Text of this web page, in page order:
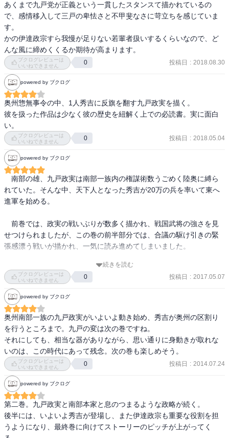
だからなのでしょうか、人物が薄っぺらいのです。
圧倒的に強くて、頭が回って、人の心をつかむ男、九戸政実。
周りが口をそろえてほめたたえるほど、政実が薄っぺらになる。
もちろんほめたたえる側も、敵役の北信愛（のぶちか）も。
それだけできる男なら、私を滅して南部家を支えるなり、見切りを
つけて独立するなりすればいいのだ。〈歴史上してないから無理だ
けど〉
腕は立つのかもしれないけれど、周りを見下して文句ばっかり言っ
ているように見える。
南部家に隠れて津軽の大浦為信や、伊達政宗に知恵を授けるなん
て、武将じゃなくてフィクサーに見える。
もちろん姑息なことしか考えない北信愛は好きじゃないけれど、政
実も魅力があるとは思えないなあ。
東北三部作の他の二作「火怨」「炎立つ」は面白かったんだけどな
あ。
あくまで九戸党が正義という一貫したスタンスて描かれているの
で、感情移入して三戸の卑怯さと不甲斐なさに苛立ちを感じていま
す。
かの伊達政宗すら我慢が足りない若輩者扱いするくらいなので、ど
んな風に締めくくるか期待が高まります。
ブクログレビューは
いいねできません
0 投稿日 : 2018.08.30
powered by ブクログ
奥州惣無事令の中、1人秀吉に反旗を翻す九戸政実を描く。
彼を扱った作品は少なく彼の歴史を紐解く上での必読書。実に面白
い。
ブクログレビューは
いいねできません
0 投稿日 : 2018.05.04
powered by ブクログ
南部の雄、九戸政実は南部一族内の権謀術数うごめく陸奥に縛ら
れていた。そんな中、天下人となった秀吉が20万の兵を率いて東へ
進軍を始める。
前巻では、政実の戦いぶりが数多く描かれ、戦国武将の強さを見
せつけられましたが、この巻の前半部分では、合議の駆け引きの緊
張感漂う戦いが描かれ、一気に読み進めてしまいました。
陸奥に縛られながらも南部の将来を見据えて闘い続ける政実の生
きざまに心を打たれてしまいました。
政実の敵や弟たちが戦いの中で武将として成長していく様子も読
みごたえがありました。
次巻の最終巻で政実が秀吉とどのような決着をつけることになる
のかしっかりと見届けたいと思います。
続きを読む
ブクログレビューは
いいねできません
0 投稿日 : 2017.05.07
powered by ブクログ
奥州南部一族の九戸政実がいよいよ動き始め、秀吉が奥州の区割り
を行うところまで。九戸の変は次の巻ですね。
それにしても、相当な器がありながら、思い通りに身動きが取れな
いのは、この時代にあって残念。次の巻も楽しめそう。
ブクログレビューは
いいねできません
0 投稿日 : 2014.07.24
powered by ブクログ
第二巻。九戸政実と南部本家と息のつまるような政略が続く。
後半には、いよいよ秀吉が登場し、また伊達政宗も重要な役割を担
うようになり、最終巻に向けてストーリーのピッチが上がってく